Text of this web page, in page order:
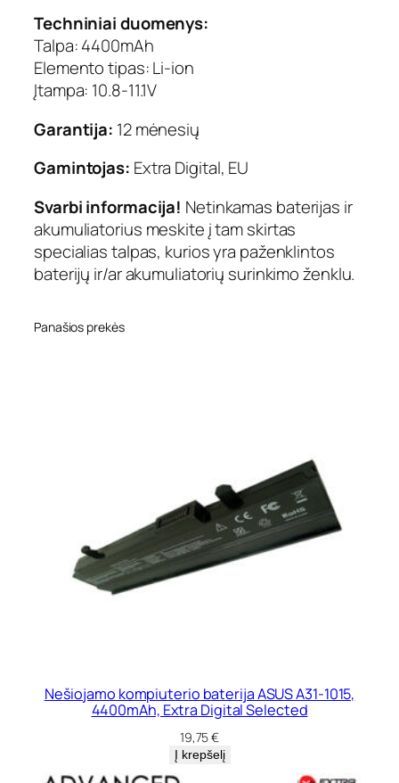
Techniniai duomenys:
Talpa: 4400mAh
Elemento tipas: Li-ion
Įtampa: 10.8-11.1V
Garantija: 12 mėnesių
Gamintojas: Extra Digital, EU
Svarbi informacija! Netinkamas baterijas ir
akumuliatorius meskite į tam skirtas
specialias talpas, kurios yra paženklintos
baterijų ir/ar akumuliatorių surinkimo ženklu.
Panašios prekės
Nešiojamo kompiuterio baterija ASUS A31-1015,
4400mAh, Extra Digital Selected
19,75€
Į krepšelį